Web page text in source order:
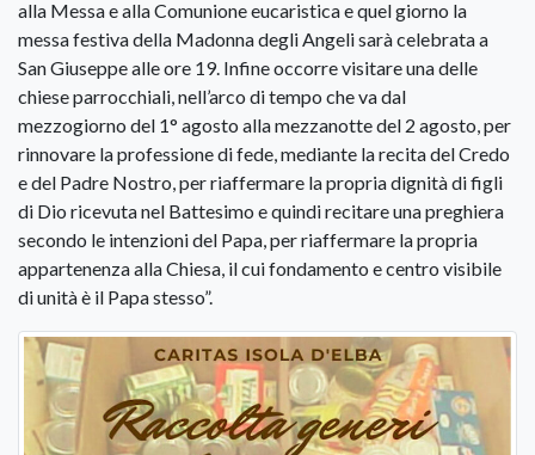
alla Messa e alla Comunione eucaristica e quel giorno la
messa festiva della Madonna degli Angeli sarà celebrata a
San Giuseppe alle ore 19. Infine occorre visitare una delle
chiese parrocchiali, nell’arco di tempo che va dal
mezzogiorno del 1° agosto alla mezzanotte del 2 agosto, per
rinnovare la professione di fede, mediante la recita del Credo
e del Padre Nostro, per riaffermare la propria dignità di figli
di Dio ricevuta nel Battesimo e quindi recitare una preghiera
secondo le intenzioni del Papa, per riaffermare la propria
appartenenza alla Chiesa, il cui fondamento e centro visibile
di unità è il Papa stesso”.